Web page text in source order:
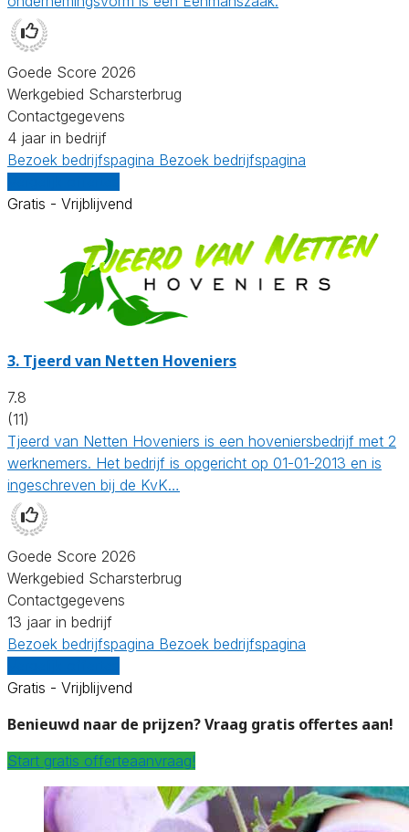
Goede Score 2026
Werkgebied Scharsterbrug
Contactgegevens
4 jaar in bedrijf
Bezoek bedrijfspagina Bezoek bedrijfspagina
Gratis - Vrijblijvend
3. Tjeerd van Netten Hoveniers
7.8
(11)
Tjeerd van Netten Hoveniers is een hoveniersbedrijf met 2
werknemers. Het bedrijf is opgericht op 01-01-2013 en is
ingeschreven bij de KvK…
Goede Score 2026
Werkgebied Scharsterbrug
Contactgegevens
13 jaar in bedrijf
Bezoek bedrijfspagina Bezoek bedrijfspagina
Gratis - Vrijblijvend
Benieuwd naar de prijzen? Vraag gratis offertes aan!
Start gratis offerteaanvraag!